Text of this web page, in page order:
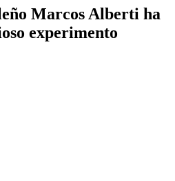
Marcos Alberti ha
experimento